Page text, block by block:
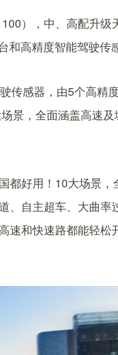
），中、高配升级
高精度智能驾驶传
感器，由5个高精
景，全面涵盖高速
好用！10大场景，
自主超车、大曲率
速和快速路都能轻